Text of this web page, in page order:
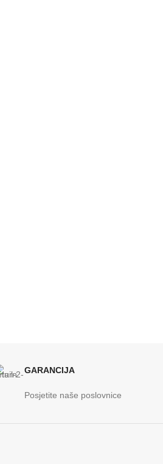
GARANCIJA
Posjetite naše poslovnice